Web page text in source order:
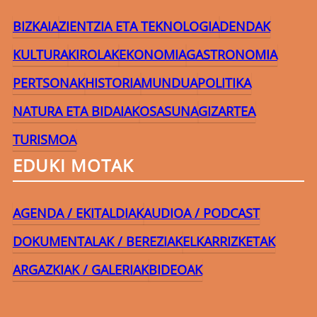
BIZKAIAZIENTZIA ETA TEKNOLOGIADENDAK
KULTURAKIROLAKEKONOMIAGASTRONOMIA
PERTSONAKHISTORIAMUNDUAPOLITIKA
NATURA ETA BIDAIAKOSASUNAGIZARTEA
TURISMOA
EDUKI MOTAK
AGENDA / EKITALDIAKAUDIOA / PODCAST
DOKUMENTALAK / BEREZIAKELKARRIZKETAK
ARGAZKIAK / GALERIAKBIDEOAK